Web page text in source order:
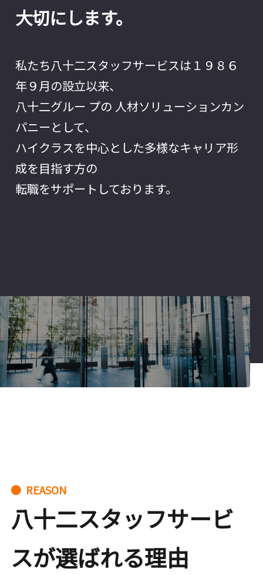
大切にします。
私たち八十二スタッフサービスは１９８６
年９月の設立以来、
八十二グルー プの 人材ソリューションカン
パニーとして、
ハイクラスを中心とした多様なキャリア形
成を目指す方の
転職をサポートしております。
● REASON
八十二スタッフサービ
スが選ばれる理由